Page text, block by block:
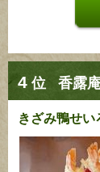
4 位 香露庵
きざみ鴨せい